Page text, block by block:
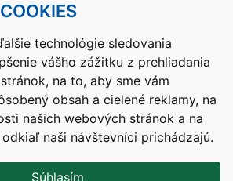
technológie sledovania
vášho zážitku z prehliadania
na to, aby sme vám
obsah a cielené reklamy, na
našich webových stránok a na
naši návštevníci prichádzajú.
Súhlasím
RSS
Vyhlásenie o prístupnosti
je Ministerstvo školstva, výskumu,
republiky.